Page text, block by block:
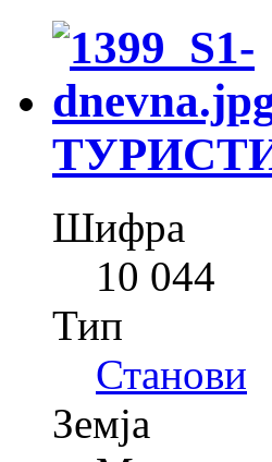
Шифра
10 044
Тип
Станови
Земја